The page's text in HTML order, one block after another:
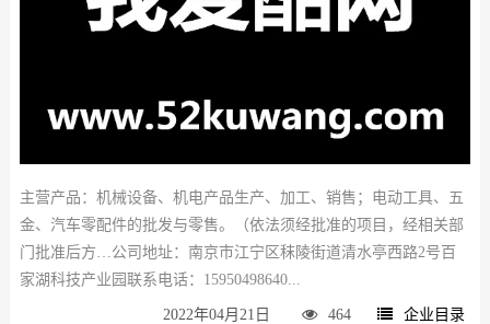
主营产品：机械设备、机电产品生产、加工、销售；电动工具、五
金、汽车零配件的批发与零售。（依法须经批准的项目，经相关部
门批准后方…公司地址：南京市江宁区秣陵街道清水亭西路2号百
家湖科技产业园联系电话：15950498640...
2022年04月21日 464 企业目录